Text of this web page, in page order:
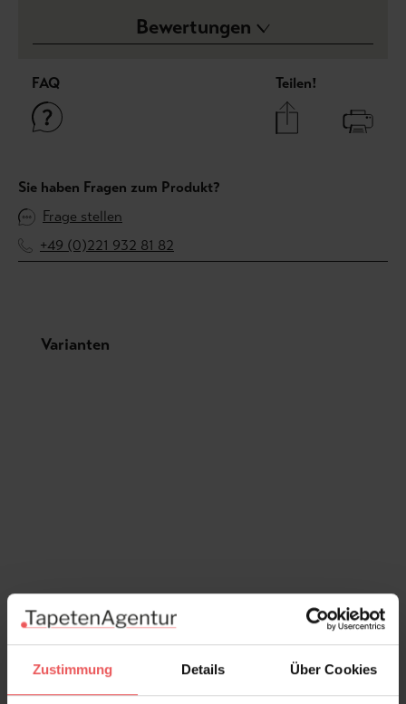
Zustimmung Details Über Cookies
Bewertungen
FAQ Teilen!
Sie haben Fragen zum Produkt?
Frage stellen
+49 (0)221 932 81 82
Produktgalerie überspringen
Varianten